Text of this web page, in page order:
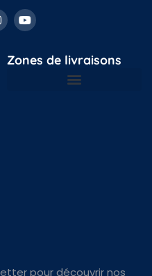
Zones de livraisons
pour découvrir nos